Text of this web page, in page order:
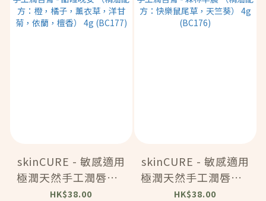
skinCURE - 敏感適用
極潤天然手工潤唇膏 -
甜睡晚安 （精油配
HK$38.00
skinCURE - 敏感適用
極潤天然手工潤唇膏 -
森林早晨 （精油配
HK$38.00